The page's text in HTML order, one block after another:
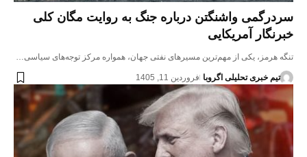
سردرگمی واشنگتن درباره جنگ به روایت مگان کلی
خبرنگار آمریکایی
تنگه هرمز، یکی از مهم‌ترین مسیرهای نفتی جهان، همواره مرکز توجه‌های سیاسی…
تیم خبری تحلیلی اگروبا فروردین 11, 1405